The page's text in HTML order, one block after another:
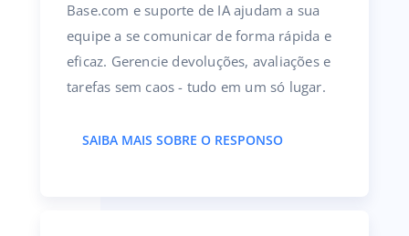
Base.com e suporte de IA ajudam a sua
equipe a se comunicar de forma rápida e
eficaz. Gerencie devoluções, avaliações e
tarefas sem caos - tudo em um só lugar.
SAIBA MAIS SOBRE O RESPONSO